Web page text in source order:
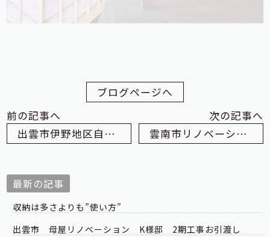
ブログページへ
前の記事へ
出雲市伊野地区自治会「たるみ」での音楽会
次の記事へ
雲南市リノベーションM様邸
最新の記事
収納は多さよりも”使い方”
出雲市 母屋リノベーション K様邸 2期工事お引渡し